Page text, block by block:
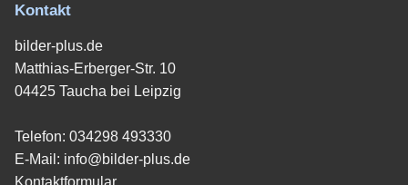
Kontakt
bilder-plus.de
Matthias-Erberger-Str. 10
04425 Taucha bei Leipzig
Telefon: 034298 493330
E-Mail: info@bilder-plus.de
Kontaktformular